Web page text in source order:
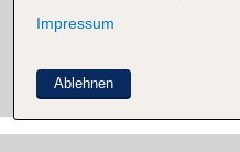
Impressum
Ablehnen